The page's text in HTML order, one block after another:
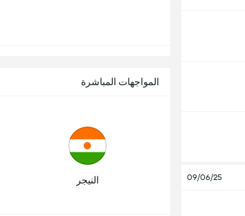
09/06/25
المواجهات المباشرة
النيجر